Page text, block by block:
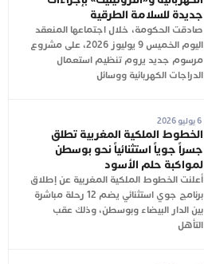
جديدة للسلامة الطرقية
صادقت الحكومة، خلال اجتماعها المنعقد
اليوم الخميس 9 يوليوز 2026، على مشروع
مرسوم جديد يروم تنظيم استعمال
الدراجات الكهربائية ووسائل
6 يوليو 2026
الخطوط الملكية المغربية تطلق
جسراً جوياً استثنائياً نحو بوسطن
لمواكبة حلم الأسود
أعلنت الخطوط الملكية المغربية عن إطلاق
برنامج جوي استثنائي يضم 12 رحلة مباشرة
بين الدار البيضاء وبوسطن، وذلك عقب
التأهل